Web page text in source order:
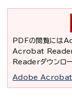
PDFの閲覧には
Acrobat Reader
Readerダウンロー
Adobe Acrobat